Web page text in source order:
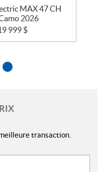
MAX 47 CH
2026
999 $
transaction.